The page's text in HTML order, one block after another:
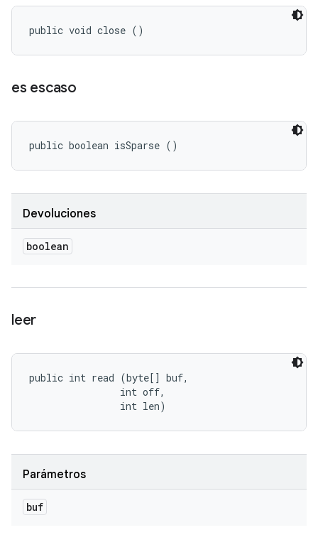
public void close ()
es escaso
public boolean isSparse ()
Devoluciones
boolean
leer
public int read (byte[] buf,
                int off,
                int len)
Parámetros
buf